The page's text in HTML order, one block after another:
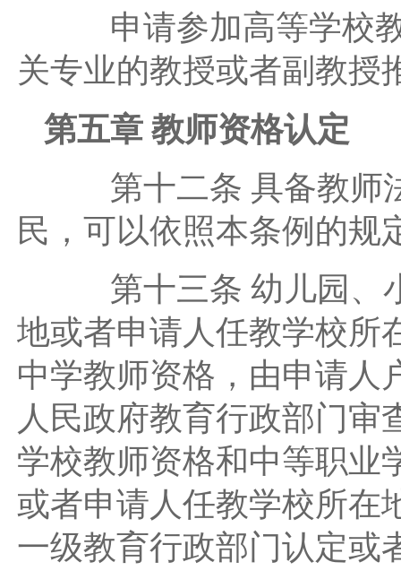
申请参加高等学校教
关专业的教授或者副教授
第五章 教师资格认定
第十二条 具备教师法
民，可以依照本条例的规
第十三条 幼儿园、小
地或者申请人任教学校所
中学教师资格，由申请人
人民政府教育行政部门审
学校教师资格和中等职业
或者申请人任教学校所在
一级教育行政部门认定或